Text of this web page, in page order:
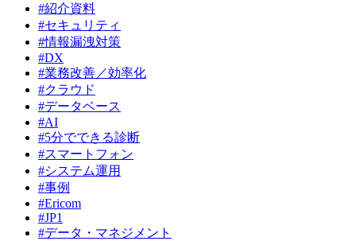
#紹介資料
#セキュリティ
#情報漏洩対策
#DX
#業務改善／効率化
#クラウド
#データベース
#AI
#5分でできる診断
#スマートフォン
#システム運用
#事例
#Ericom
#JP1
#データ・マネジメント